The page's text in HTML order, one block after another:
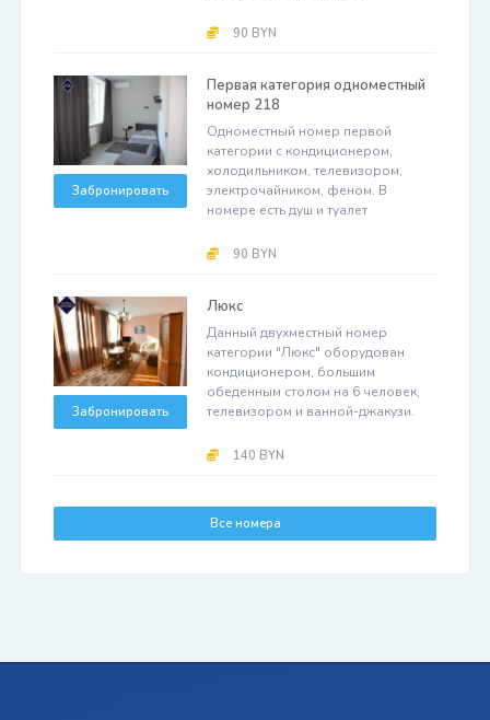
90 BYN
Забронировать
Первая категория одноместный
номер 218
Одноместный номер первой
категории с кондиционером,
холодильником, телевизором,
электрочайником, феном. В
номере есть душ и туалет
90 BYN
Забронировать
Люкс
Данный двухместный номер
категории "Люкс" оборудован
кондиционером, большим
обеденным столом на 6 человек,
телевизором и ванной-джакузи.
140 BYN
Все номера